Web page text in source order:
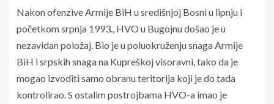
Nakon ofenzive Armije BiH u središnjoj Bosni u lipnju i
početkom srpnja 1993., HVO u Bugojnu došao je u
nezavidan položaj. Bio je u poluokruženju snaga Armije
BiH i srpskih snaga na Kupreškoj visoravni, tako da je
mogao izvoditi samo obranu teritorija koji je do tada
kontrolirao. S ostalim postrojbama HVO-a imao je